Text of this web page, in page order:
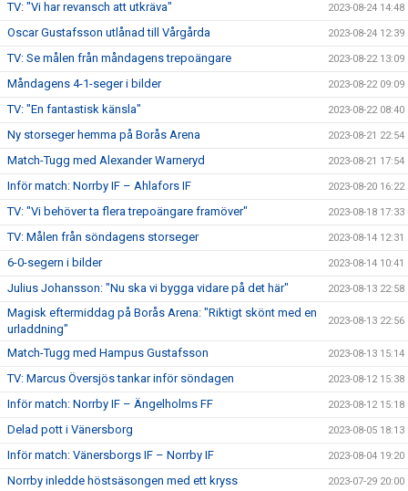
TV: "Vi har revansch att utkräva" 2023-08-24 14:48
Oscar Gustafsson utlånad till Vårgårda 2023-08-24 12:39
TV: Se målen från måndagens trepoängare 2023-08-22 13:09
Måndagens 4-1-seger i bilder 2023-08-22 09:09
TV: "En fantastisk känsla" 2023-08-22 08:40
Ny storseger hemma på Borås Arena 2023-08-21 22:54
Match-Tugg med Alexander Warneryd 2023-08-21 17:54
Inför match: Norrby IF – Ahlafors IF 2023-08-20 16:22
TV: "Vi behöver ta flera trepoängare framöver" 2023-08-18 17:33
TV: Målen från söndagens storseger 2023-08-14 12:31
6-0-segern i bilder 2023-08-14 10:41
Julius Johansson: "Nu ska vi bygga vidare på det här" 2023-08-13 22:58
Magisk eftermiddag på Borås Arena: "Riktigt skönt med en
urladdning"
2023-08-13 22:56
Match-Tugg med Hampus Gustafsson 2023-08-13 15:14
TV: Marcus Översjös tankar inför söndagen 2023-08-12 15:38
Inför match: Norrby IF – Ängelholms FF 2023-08-12 15:18
Delad pott i Vänersborg 2023-08-05 18:13
Inför match: Vänersborgs IF – Norrby IF 2023-08-04 19:20
Norrby inledde höstsäsongen med ett kryss 2023-07-29 20:00